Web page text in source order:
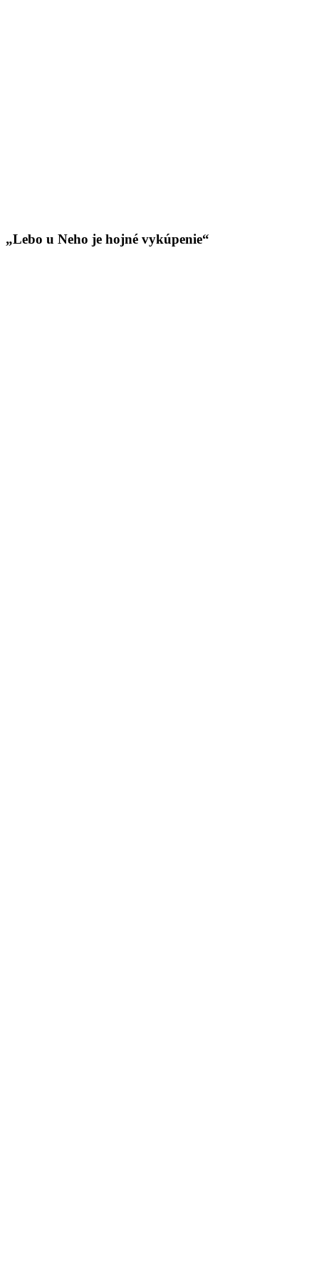
„Lebo u Neho je hojné vykúpenie“